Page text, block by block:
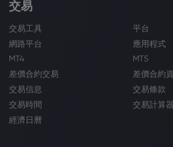
交易
交易工具
平台
網路平台
應用程式
MT4
MT5
差價合約交易
差價合約
交易信息
交易條款
交易時間
交易計算器
經濟日曆